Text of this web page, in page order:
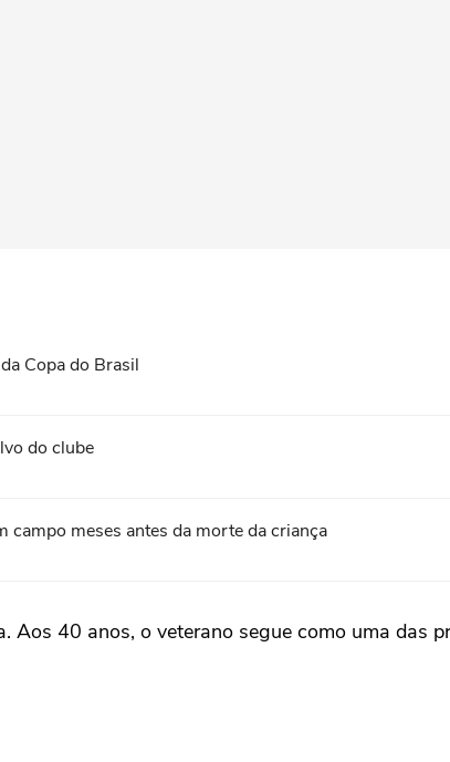
Copa do Brasil
do clube
campo meses antes da morte da criança
40 anos, o veterano segue como uma das